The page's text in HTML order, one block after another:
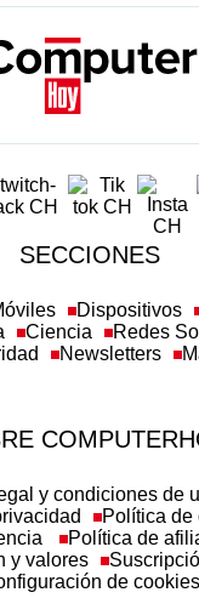
SECCIONES
Dispositivos
Ciencia
Redes
Newsletters
y condiciones de
Política de
Política de
y valores
de cookies